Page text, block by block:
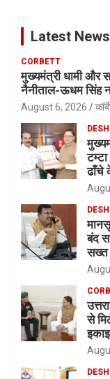
Latest News
CORBETT
मुख्यमंत्री धामी और
नैनीताल-ऊधम सिंह
August 6, 2026
DESH
ढाँचे
DESH
बंद
सख्त
से
DESH